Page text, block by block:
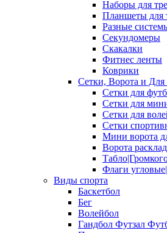
Наборы для
Планшеты для
Разные
Секундомеры
Скакалки
Фитнес ленты
Коврики
Сетки, Ворота и Для
Сетки для
Сетки для
Сетки для
Сетки
Мини ворота
Ворота
Флаги
Виды спорта
Баскетбол
Бег
Волейбол
Гандбол Футзал